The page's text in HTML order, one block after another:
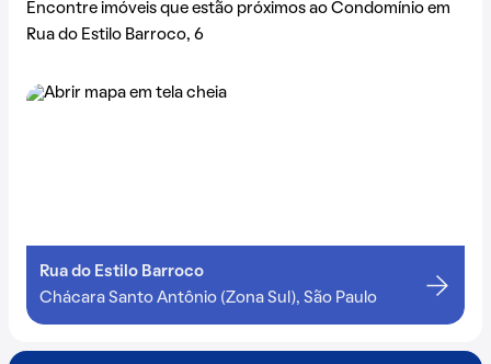
Encontre imóveis que estão próximos ao Condomínio em
Rua do Estilo Barroco, 6
Rua do Estilo Barroco
Chácara Santo Antônio (Zona Sul), São Paulo